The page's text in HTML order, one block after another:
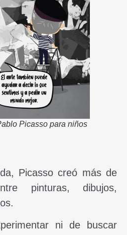
Picasso para niños
Picasso creó más de
pinturas, dibujos,
ni de buscar